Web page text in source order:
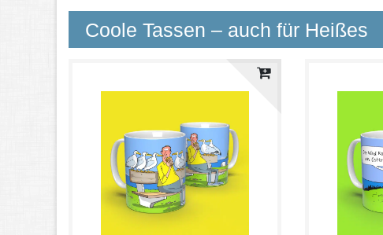
Coole Tassen – auch für Heißes